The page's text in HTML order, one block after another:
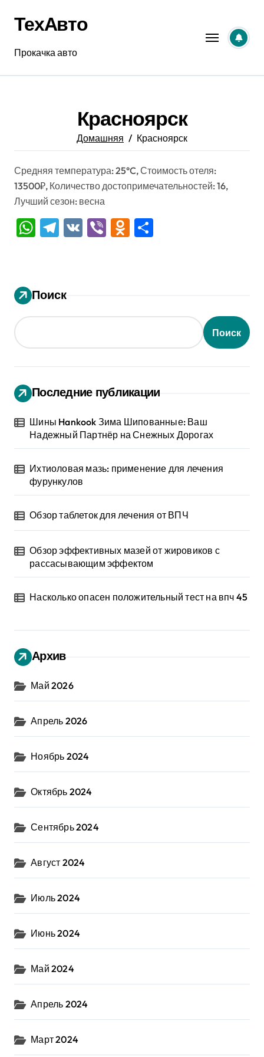
содержанию
ТехАвто
Прокачка авто
Красноярск
Домашняя Красноярск
Средняя температура: 25°C, Стоимость отеля:
13500₽, Количество достопримечательностей: 16,
Лучший сезон: весна
WhatsApp
Telegram
VK ViberOdnoklassniki
Поиск
Поиск
Последние публикации
Шины Hankook Зима Шипованные: Ваш
Надежный Партнёр на Снежных Дорогах
Ихтиоловая мазь: применение для лечения
фурункулов
Обзор таблеток для лечения от ВПЧ
Обзор эффективных мазей от жировиков с
рассасывающим эффектом
Насколько опасен положительный тест на впч 45
Архив
Май 2026
Апрель 2026
Ноябрь 2024
Октябрь 2024
Сентябрь 2024
Август 2024
Июль 2024
Июнь 2024
Май 2024
Апрель 2024
Март 2024